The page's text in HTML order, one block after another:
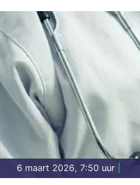
6 maart 2026, 7:50 uur